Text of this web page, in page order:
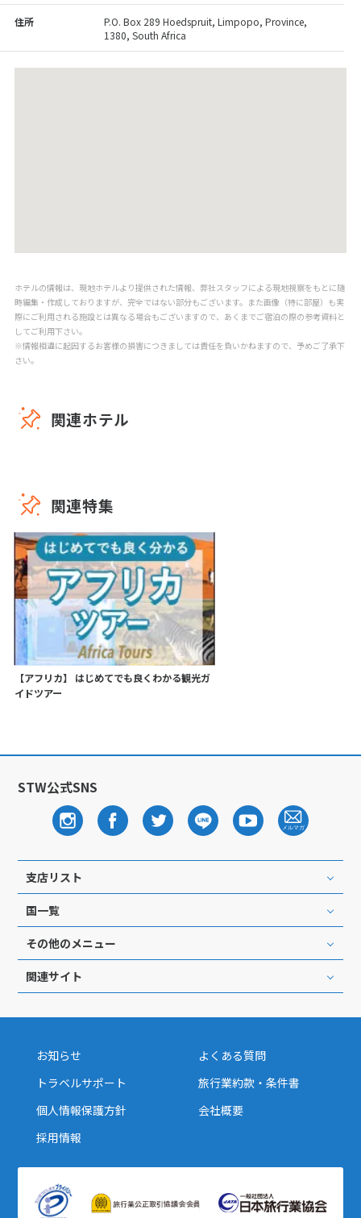
住所
P.O. Box 289 Hoedspruit, Limpopo, Province,
1380, South Africa
ホテルの情報は、現地ホテルより提供された情報、弊社スタッフによる現地視察をもとに随
時編集・作成しておりますが、完全ではない部分もございます。また画像（特に部屋）も実
際にご利用される施設とは異なる場合もございますので、あくまでご宿泊の際の参考資料と
してご利用下さい。
※情報相違に起因するお客様の損害につきましては責任を負いかねますので、予めご了承下
さい。
関連ホテル
関連特集
【アフリカ】 はじめてでも良くわかる観光ガ
イドツアー
STW公式SNS
支店リスト
国一覧
その他のメニュー
関連サイト
お知らせ
よくある質問
トラベルサポート
旅行業約款・条件書
個人情報保護方針
会社概要
採用情報